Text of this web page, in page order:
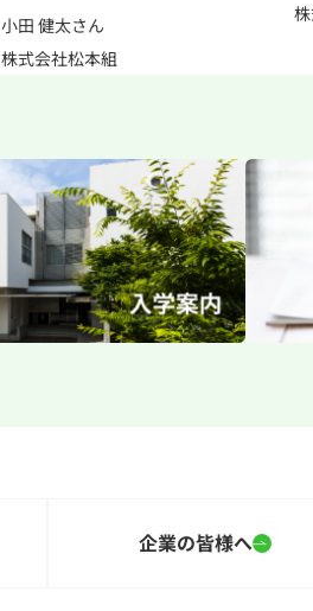
小田 健太さん
株式会社松本組
企業の皆様へ